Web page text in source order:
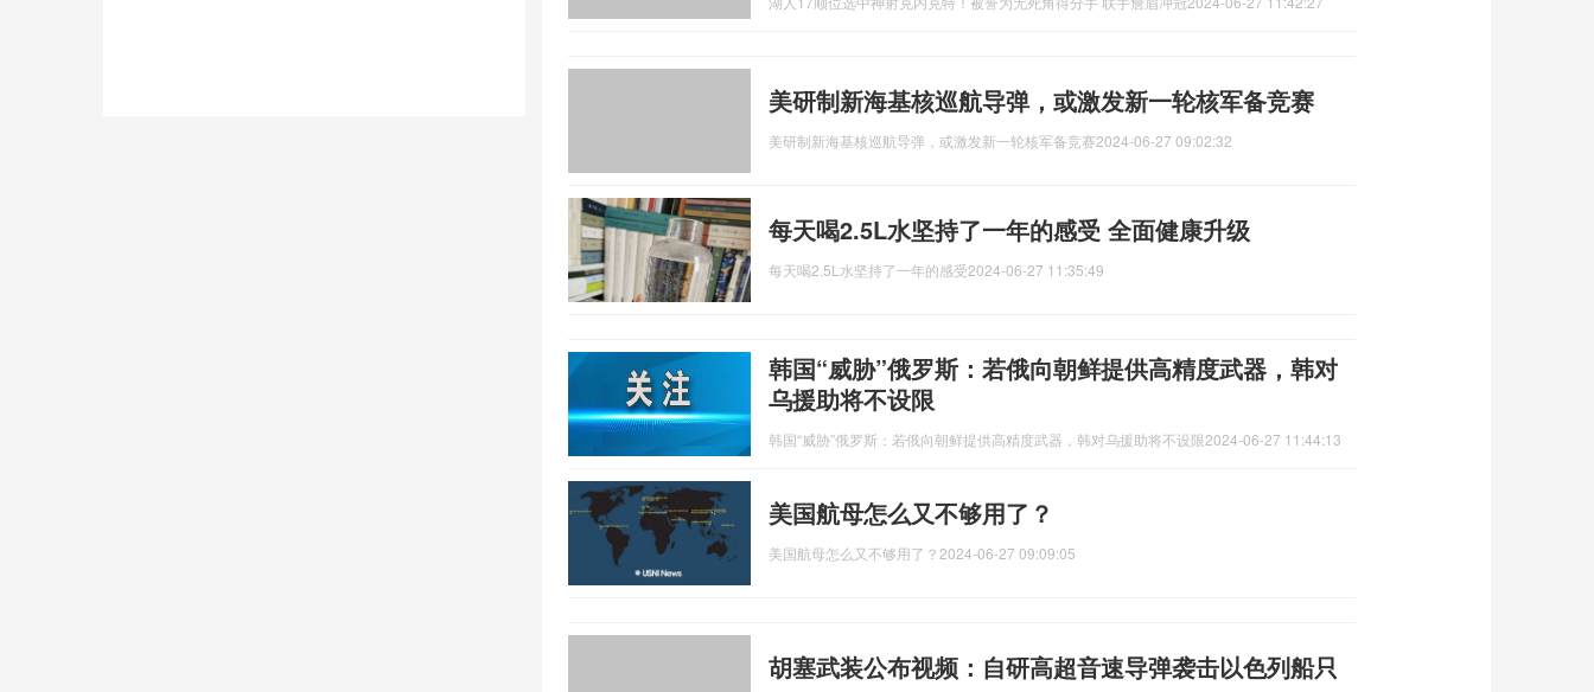
美研制新海基核巡航导弹，或激发新一轮核军备竞赛
美研制新海基核巡航导弹，或激发新一轮核军备竞赛2024-06-27 09:02:32
每天喝2.5L水坚持了一年的感受 全面健康升级
每天喝2.5L水坚持了一年的感受2024-06-27 11:35:49
韩国“威胁”俄罗斯：若俄向朝鲜提供高精度武器，韩对
乌援助将不设限
韩国“威胁”俄罗斯：若俄向朝鲜提供高精度武器，韩对乌援助将不设限2024-06-27 11:44:13
美国航母怎么又不够用了？
美国航母怎么又不够用了？ 2024-06-27 09:09:05
胡塞武装公布视频：自研高超音速导弹袭击以色列船只